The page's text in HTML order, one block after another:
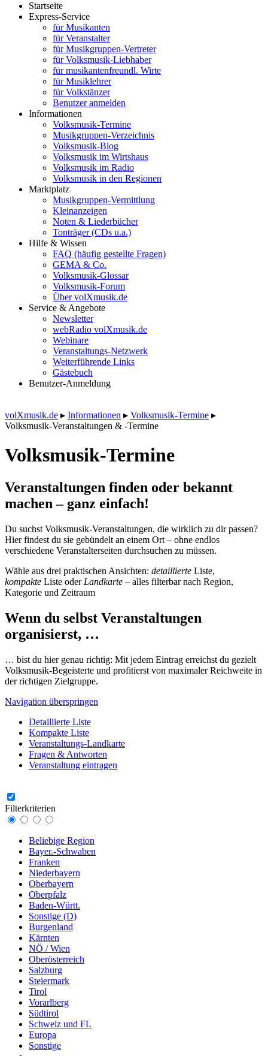
Startseite
Express-Service
für Musikanten
für Veranstalter
für Musikgruppen-Vertreter
für Volksmusik-Liebhaber
für musikantenfreundl. Wirte
für Musiklehrer
für Volkstänzer
Benutzer anmelden
Informationen
Volksmusik-Termine
Musikgruppen-Verzeichnis
Volksmusik-Blog
Volksmusik im Wirtshaus
Volksmusik im Radio
Volksmusik in den Regionen
Marktplatz
Musikgruppen-Vermittlung
Kleinanzeigen
Noten & Liederbücher
Tonträger (CDs u.a.)
Hilfe & Wissen
FAQ (häufig gestellte Fragen)
GEMA & Co.
Volksmusik-Glossar
Volksmusik-Forum
Über volXmusik.de
Service & Angebote
Newsletter
webRadio volXmusik.de
Webinare
Veranstaltungs-Netzwerk
Weiterführende Links
Gästebuch
Benutzer-Anmeldung
volXmusik.de ▸ Informationen ▸ Volksmusik-Termine ▸
Volksmusik-Veranstaltungen & -Termine
Volksmusik-Termine
Veranstaltungen finden oder bekannt
machen – ganz einfach!
Du suchst Volksmusik-Veranstaltungen, die wirklich zu dir passen?
Hier findest du sie gebündelt an einem Ort – ohne endlos
verschiedene Veranstalterseiten durchsuchen zu müssen.
Wähle aus drei praktischen Ansichten: detaillierte Liste,
kompakte Liste oder Landkarte – alles filterbar nach Region,
Kategorie und Zeitraum
Wenn du selbst Veranstaltungen
organisierst, …
… bist du hier genau richtig: Mit jedem Eintrag erreichst du gezielt
Volksmusik-Begeisterte und profitierst von maximaler Reichweite in
der richtigen Zielgruppe.
Navigation überspringen
Detaillierte Liste
Kompakte Liste
Veranstaltungs-Landkarte
Fragen & Antworten
Veranstaltung eintragen
Filterkriterien
Beliebige Region
Bayer.-Schwaben
Franken
Niederbayern
Oberbayern
Oberpfalz
Baden-Württ.
Sonstige (D)
Burgenland
Kärnten
NÖ / Wien
Oberösterreich
Salzburg
Steiermark
Tirol
Vorarlberg
Südtirol
Schweiz und FL
Europa
Sonstige